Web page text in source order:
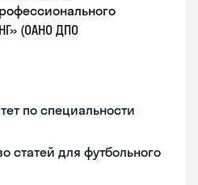
(ОАНО ДПО
по специальности
статей для футбольного